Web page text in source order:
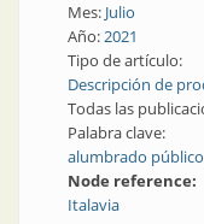
Mes: Julio
Año:2021
Tipo de artículo:
Descripción de
Todas las
Palabra clave:
alumbrado público
Node reference:
Italavia